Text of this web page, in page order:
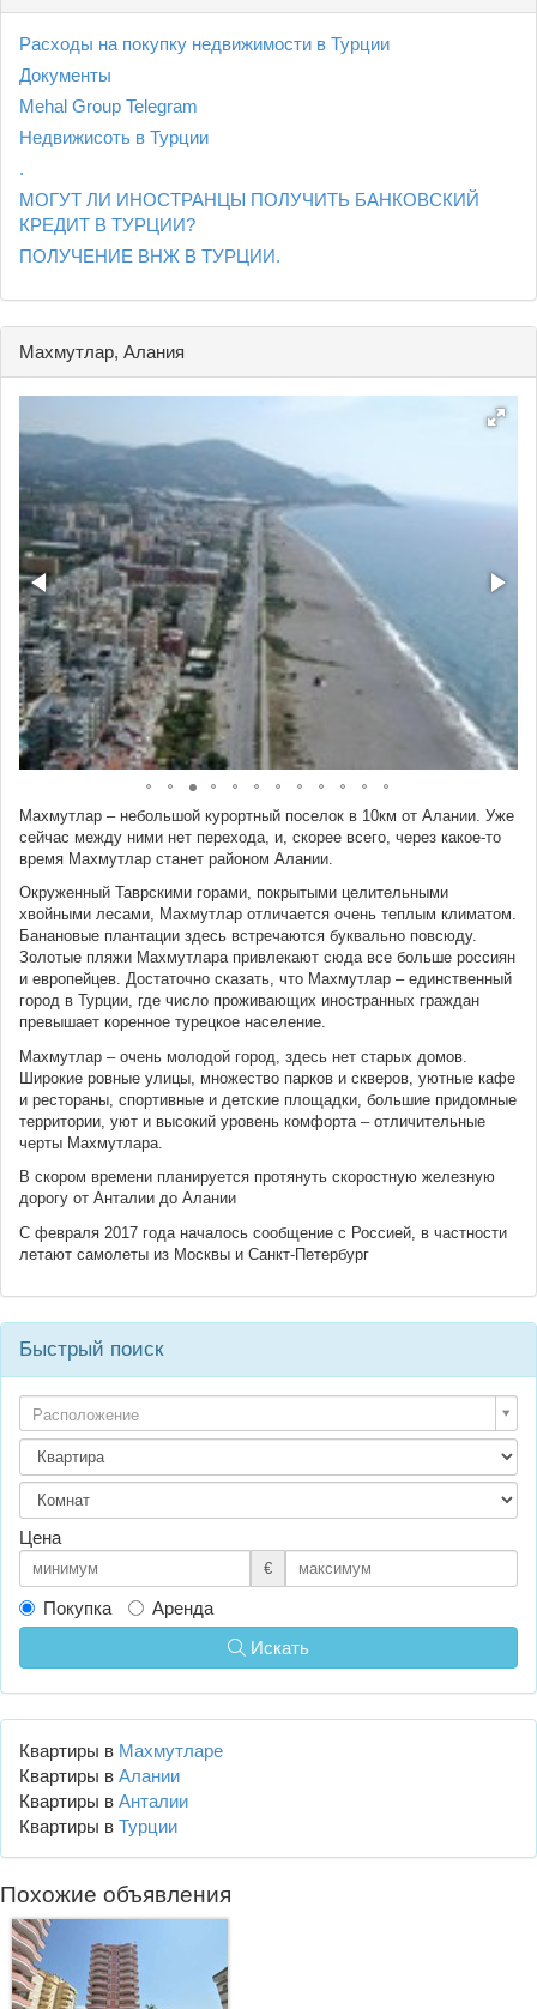
Расходы на покупку недвижимости в Турции
Документы
Mehal Group Telegram
Недвижисоть в Турции
.
МОГУТ ЛИ ИНОСТРАНЦЫ ПОЛУЧИТЬ БАНКОВСКИЙ
КРЕДИТ В ТУРЦИИ?
ПОЛУЧЕНИЕ ВНЖ В ТУРЦИИ.
Махмутлар, Алания
Махмутлар – небольшой курортный поселок в 10км от Алании. Уже
сейчас между ними нет перехода, и, скорее всего, через какое-то
время Махмутлар станет районом Алании.
Окруженный Таврскими горами, покрытыми целительными
хвойными лесами, Махмутлар отличается очень теплым климатом.
Банановые плантации здесь встречаются буквально повсюду.
Золотые пляжи Махмутлара привлекают сюда все больше россиян
и европейцев. Достаточно сказать, что Махмутлар – единственный
город в Турции, где число проживающих иностранных граждан
превышает коренное турецкое население.
Махмутлар – очень молодой город, здесь нет старых домов.
Широкие ровные улицы, множество парков и скверов, уютные кафе
и рестораны, спортивные и детские площадки, большие придомные
территории, уют и высокий уровень комфорта – отличительные
черты Махмутлара.
В скором времени планируется протянуть скоростную железную
дорогу от Анталии до Алании
С февраля 2017 года началось сообщение с Россией, в частности
летают самолеты из Москвы и Санкт-Петербург
Быстрый поиск
Расположение
Цена
€
Покупка
Аренда
Искать
Квартиры в Махмутларе
Квартиры в Алании
Квартиры в Анталии
Квартиры в Турции
Похожие объявления